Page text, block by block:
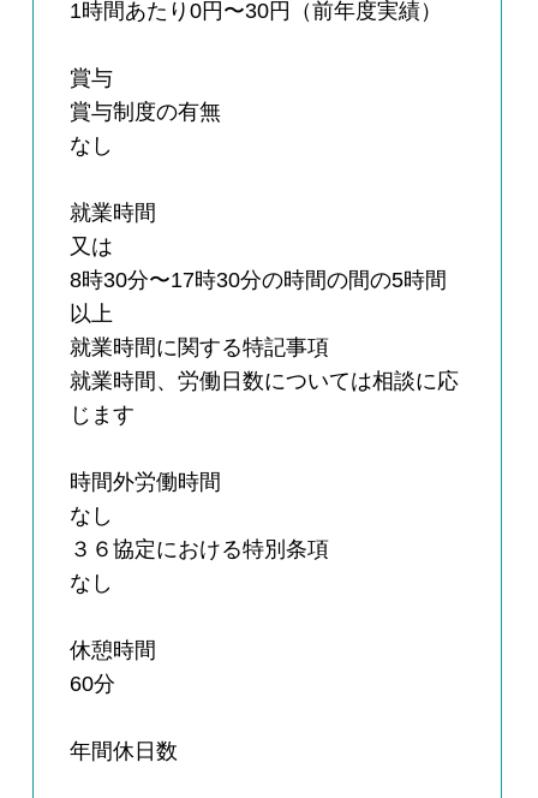
1時間あたり0円〜30円（前年度実績）
賞与
賞与制度の有無
なし
就業時間
又は
8時30分〜17時30分の時間の間の5時間
以上
就業時間に関する特記事項
就業時間、労働日数については相談に応
じます
時間外労働時間
なし
３６協定における特別条項
なし
休憩時間
60分
年間休日数